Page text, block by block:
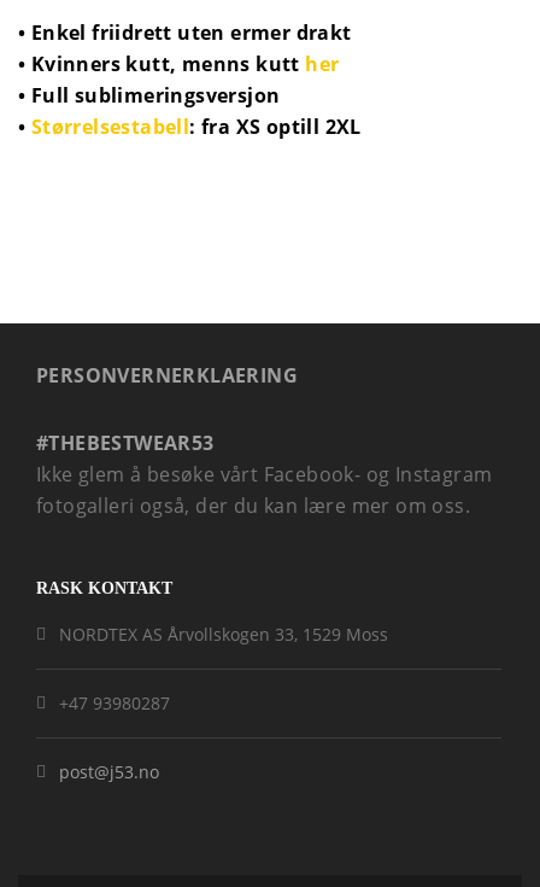
• Enkel friidrett uten ermer drakt
• Kvinners kutt, menns kutt her
• Full sublimeringsversjon
• Størrelsestabell: fra XS optill 2XL
PERSONVERNERKLAERING
#THEBESTWEAR53
Ikke glem å besøke vårt Facebook- og Instagram
fotogalleri også, der du kan lære mer om oss.
RASK KONTAKT
NORDTEX AS Årvollskogen 33, 1529 Moss
+47 93980287
post@j53.no